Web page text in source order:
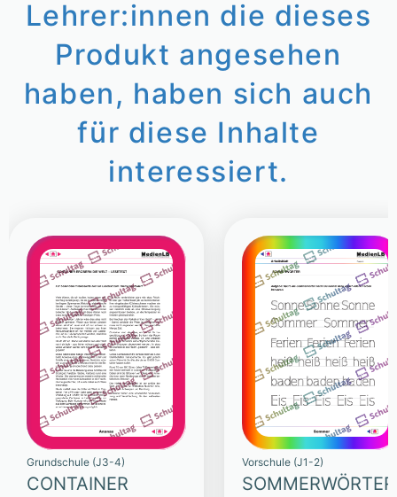
Lehrer:innen die dieses
Produkt angesehen
haben, haben sich auch
für diese Inhalte
interessiert.
Grundschule (J3-4)
CONTAINER
Vorschule (J1-2)
SOMMERWÖRTER